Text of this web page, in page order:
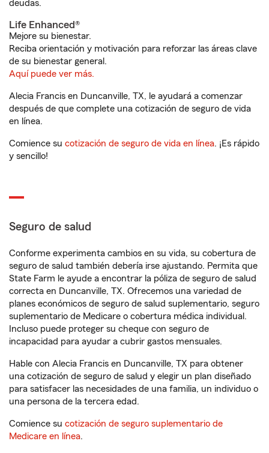
deudas.
Life Enhanced®
Mejore su bienestar.
Reciba orientación y motivación para reforzar las áreas clave
de su bienestar general.
Aquí puede ver más.
Alecia Francis en Duncanville, TX, le ayudará a comenzar
después de que complete una cotización de seguro de vida
en línea.
Comience su cotización de seguro de vida en línea. ¡Es rápido
y sencillo!
Seguro de salud
Conforme experimenta cambios en su vida, su cobertura de
seguro de salud también debería irse ajustando. Permita que
State Farm le ayude a encontrar la póliza de seguro de salud
correcta en Duncanville, TX. Ofrecemos una variedad de
planes económicos de seguro de salud suplementario, seguro
suplementario de Medicare o cobertura médica individual.
Incluso puede proteger su cheque con seguro de
incapacidad para ayudar a cubrir gastos mensuales.
Hable con Alecia Francis en Duncanville, TX para obtener
una cotización de seguro de salud y elegir un plan diseñado
para satisfacer las necesidades de una familia, un individuo o
una persona de la tercera edad.
Comience su cotización de seguro suplementario de
Medicare en línea.